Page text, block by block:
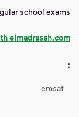
school exams.
elmadrasah.com
:
emsat